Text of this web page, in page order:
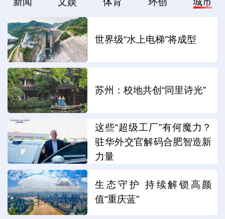
世界级“水上电梯”将成型
苏州：校地共创“同里诗光”
这些“超级工厂”有何魔力？
驻华外交官解码合肥智造新
力量
生态守护 持续解锁高颜
值“重庆蓝”